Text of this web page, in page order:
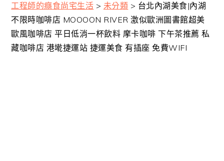
工程師的癮食尚宅生活 > 未分類 > 台北內湖美食|內湖
不限時咖啡店 MOOOON RIVER 激似歐洲圖書館超美
歐風咖啡店 平日低消一杯飲料 摩卡咖啡 下午茶推薦 私
藏咖啡店 港墘捷運站 捷運美食 有插座 免費WIFI